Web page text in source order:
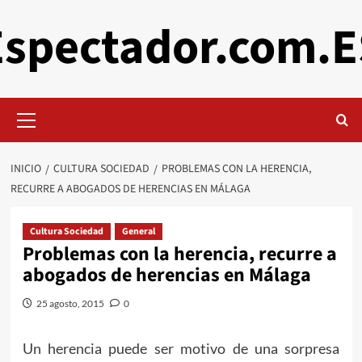
al
contenido
primario
INICIO CULTURA SOCIEDAD
PROBLEMAS CON LA HERENCIA,
RECURRE A ABOGADOS DE HERENCIAS EN MÁLAGA
Cultura Sociedad General
Problemas con la herencia, recurre a
abogados de herencias en Málaga
25 agosto, 2015 0
Un herencia puede ser motivo de una sorpresa